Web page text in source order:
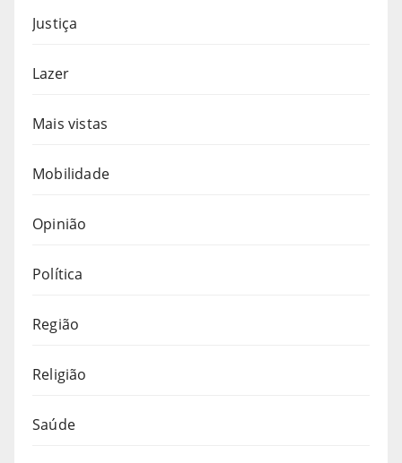
Justiça
Lazer
Mais vistas
Mobilidade
Opinião
Política
Região
Religião
Saúde